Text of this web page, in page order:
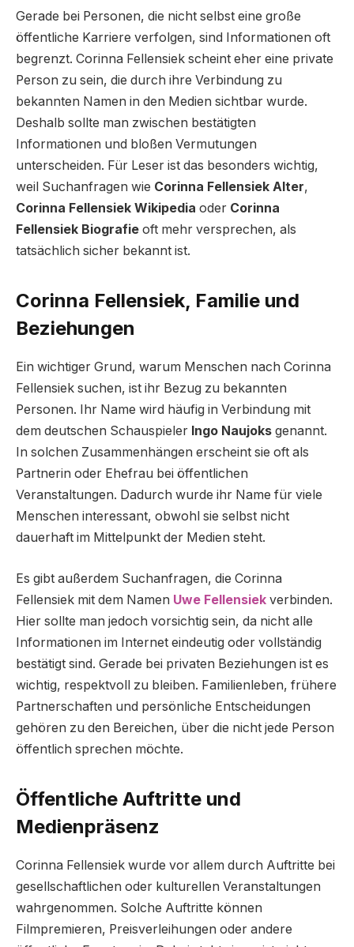
Gerade bei Personen, die nicht selbst eine große
öffentliche Karriere verfolgen, sind Informationen oft
begrenzt. Corinna Fellensiek scheint eher eine private
Person zu sein, die durch ihre Verbindung zu
bekannten Namen in den Medien sichtbar wurde.
Deshalb sollte man zwischen bestätigten
Informationen und bloßen Vermutungen
unterscheiden. Für Leser ist das besonders wichtig,
weil Suchanfragen wie Corinna Fellensiek Alter,
Corinna Fellensiek Wikipedia oder Corinna
Fellensiek Biografie oft mehr versprechen, als
tatsächlich sicher bekannt ist.
Corinna Fellensiek, Familie und
Beziehungen
Ein wichtiger Grund, warum Menschen nach Corinna
Fellensiek suchen, ist ihr Bezug zu bekannten
Personen. Ihr Name wird häufig in Verbindung mit
dem deutschen Schauspieler Ingo Naujoks genannt.
In solchen Zusammenhängen erscheint sie oft als
Partnerin oder Ehefrau bei öffentlichen
Veranstaltungen. Dadurch wurde ihr Name für viele
Menschen interessant, obwohl sie selbst nicht
dauerhaft im Mittelpunkt der Medien steht.
Es gibt außerdem Suchanfragen, die Corinna
Fellensiek mit dem Namen Uwe Fellensiek verbinden.
Hier sollte man jedoch vorsichtig sein, da nicht alle
Informationen im Internet eindeutig oder vollständig
bestätigt sind. Gerade bei privaten Beziehungen ist es
wichtig, respektvoll zu bleiben. Familienleben, frühere
Partnerschaften und persönliche Entscheidungen
gehören zu den Bereichen, über die nicht jede Person
öffentlich sprechen möchte.
Öffentliche Auftritte und
Medienpräsenz
Corinna Fellensiek wurde vor allem durch Auftritte bei
gesellschaftlichen oder kulturellen Veranstaltungen
wahrgenommen. Solche Auftritte können
Filmpremieren, Preisverleihungen oder andere